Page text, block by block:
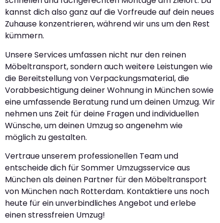
kannst dich also ganz auf die Vorfreude auf dein neues
Zuhause konzentrieren, während wir uns um den Rest
kümmern.
Unsere Services umfassen nicht nur den reinen
Möbeltransport, sondern auch weitere Leistungen wie
die Bereitstellung von Verpackungsmaterial, die
Vorabbesichtigung deiner Wohnung in München sowie
eine umfassende Beratung rund um deinen Umzug. Wir
nehmen uns Zeit für deine Fragen und individuellen
Wünsche, um deinen Umzug so angenehm wie
möglich zu gestalten.
Vertraue unserem professionellen Team und
entscheide dich für Sommer Umzugsservice aus
München als deinen Partner für den Möbeltransport
von München nach Rotterdam. Kontaktiere uns noch
heute für ein unverbindliches Angebot und erlebe
einen stressfreien Umzug!